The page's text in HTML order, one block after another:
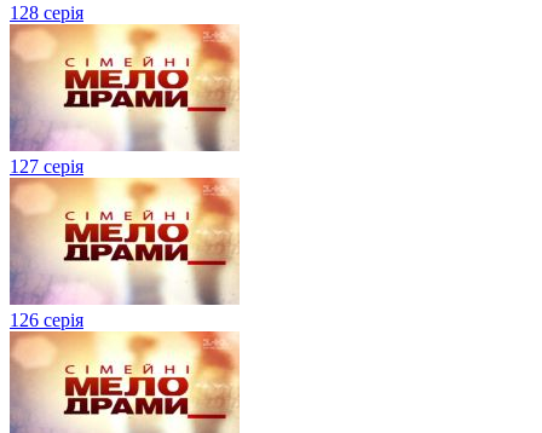
128 серія
127 серія
126 серія